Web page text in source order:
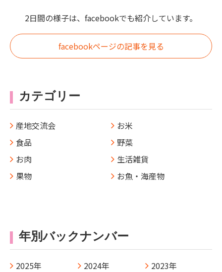
2日間の様子は、facebookでも紹介しています。
facebookページの記事を見る
カテゴリー
産地交流会
お米
食品
野菜
お肉
生活雑貨
果物
お魚・海産物
年別バックナンバー
2025年 2024年
2023年